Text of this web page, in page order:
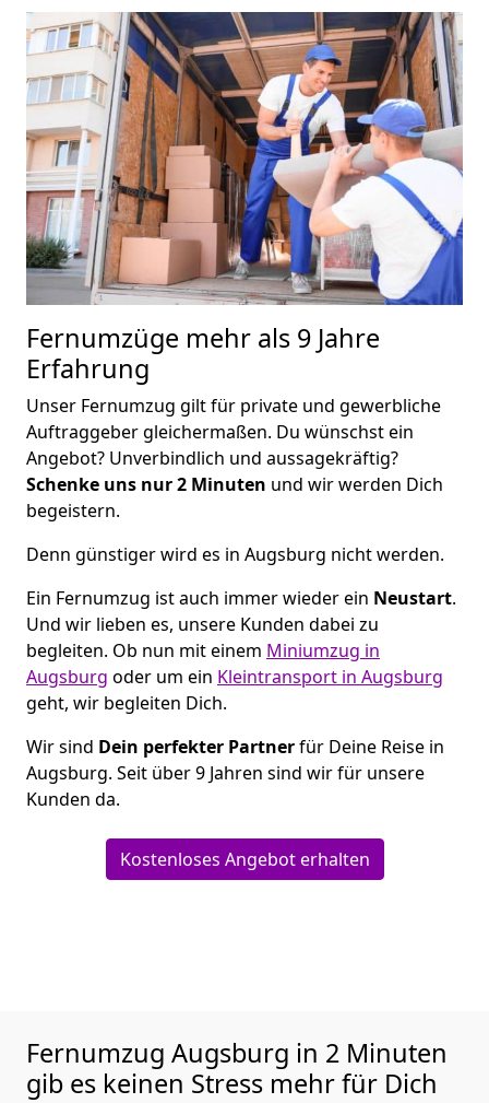
Fernumzüge mehr als 9 Jahre
Erfahrung
Unser Fernumzug gilt für private und gewerbliche
Auftraggeber gleichermaßen. Du wünschst ein
Angebot? Unverbindlich und aussagekräftig?
Schenke uns nur 2 Minuten und wir werden Dich
begeistern.
Denn günstiger wird es in Augsburg nicht werden.
Ein Fernumzug ist auch immer wieder ein Neustart.
Und wir lieben es, unsere Kunden dabei zu
begleiten. Ob nun mit einem Miniumzug in
Augsburg oder um ein Kleintransport in Augsburg
geht, wir begleiten Dich.
Wir sind Dein perfekter Partnerfür Deine Reise in
Augsburg. Seit über 9 Jahren sind wir für unsere
Kunden da.
Kostenloses Angebot erhalten
Fernumzug Augsburg in 2 Minuten
gib es keinen Stress mehr für Dich